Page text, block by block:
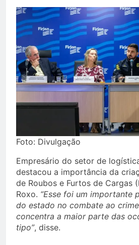
Foto: Divulgação
Empresário do setor de
destacou a importância da
de Roubos e Furtos de Cargas
Roxo. “Esse foi um importante
do estado no combate ao
concentra a maior parte das
tipo”, disse.